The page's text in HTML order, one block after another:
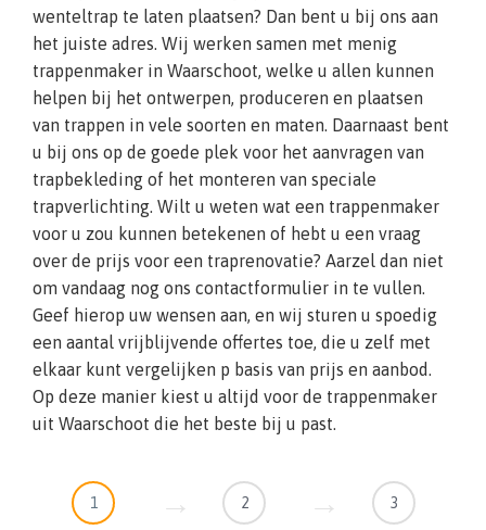
wenteltrap te laten plaatsen? Dan bent u bij ons aan
het juiste adres. Wij werken samen met menig
trappenmaker in Waarschoot, welke u allen kunnen
helpen bij het ontwerpen, produceren en plaatsen
van trappen in vele soorten en maten. Daarnaast bent
u bij ons op de goede plek voor het aanvragen van
trapbekleding of het monteren van speciale
trapverlichting. Wilt u weten wat een trappenmaker
voor u zou kunnen betekenen of hebt u een vraag
over de prijs voor een traprenovatie? Aarzel dan niet
om vandaag nog ons contactformulier in te vullen.
Geef hierop uw wensen aan, en wij sturen u spoedig
een aantal vrijblijvende offertes toe, die u zelf met
elkaar kunt vergelijken p basis van prijs en aanbod.
Op deze manier kiest u altijd voor de trappenmaker
uit Waarschoot die het beste bij u past.
1 2 3